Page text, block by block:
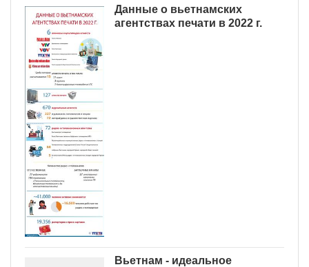
Данные о вьетнамских
агентствах печати в 2022 г.
Вьетнам - идеальное